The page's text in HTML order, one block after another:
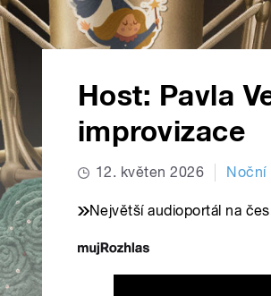
Host: Pavla
improvizace
12. květen 2026 Noční
Největší audioportál na